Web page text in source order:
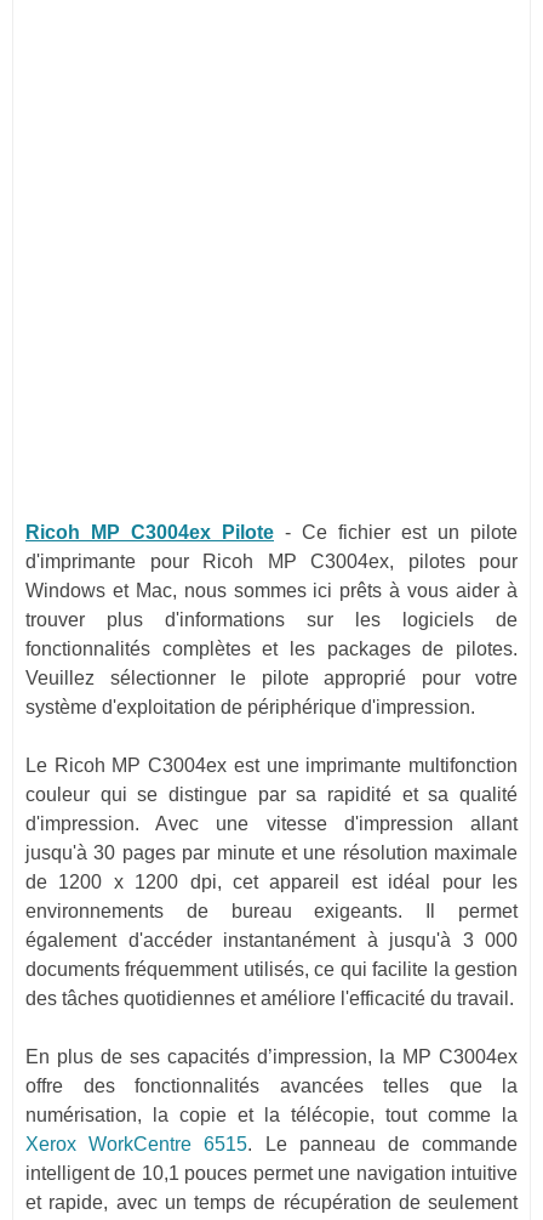
Ricoh MP C3004ex Pilote - Ce fichier est un pilote
d'imprimante pour Ricoh MP C3004ex, pilotes pour
Windows et Mac, nous sommes ici prêts à vous aider à
trouver plus d'informations sur les logiciels de
fonctionnalités complètes et les packages de pilotes.
Veuillez sélectionner le pilote approprié pour votre
système d'exploitation de périphérique d'impression.
Le Ricoh MP C3004ex est une imprimante multifonction
couleur qui se distingue par sa rapidité et sa qualité
d'impression. Avec une vitesse d'impression allant
jusqu'à 30 pages par minute et une résolution maximale
de 1200 x 1200 dpi, cet appareil est idéal pour les
environnements de bureau exigeants. Il permet
également d'accéder instantanément à jusqu'à 3 000
documents fréquemment utilisés, ce qui facilite la gestion
des tâches quotidiennes et améliore l'efficacité du travail.
En plus de ses capacités d’impression, la MP C3004ex
offre des fonctionnalités avancées telles que la
numérisation, la copie et la télécopie, tout comme la
Xerox WorkCentre 6515. Le panneau de commande
intelligent de 10,1 pouces permet une navigation intuitive
et rapide, avec un temps de récupération de seulement